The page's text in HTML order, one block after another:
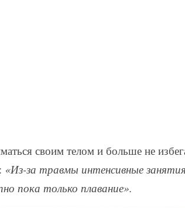
своим телом и больше не
«Из-за травмы интенсивные
пока только плавание».